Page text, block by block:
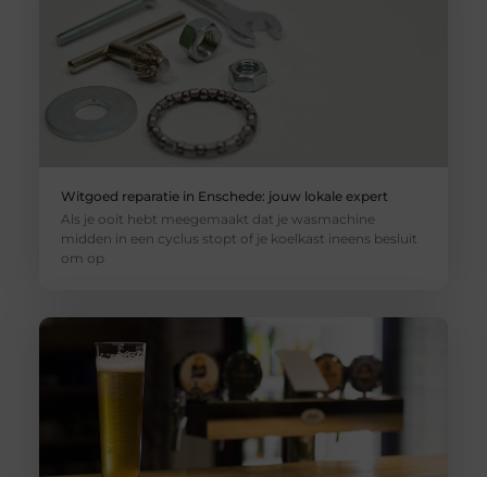
Witgoed reparatie in Enschede: jouw lokale expert
Als je ooit hebt meegemaakt dat je wasmachine
midden in een cyclus stopt of je koelkast ineens besluit
om op